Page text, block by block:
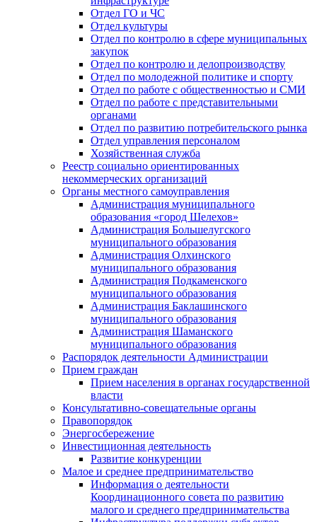
Отдел ГО и ЧС
Отдел культуры
Отдел по контролю в сфере муниципальных
закупок
Отдел по контролю и делопроизводству
Отдел по молодежной политике и спорту
Отдел по работе с общественностью и СМИ
Отдел по работе с представительными
органами
Отдел по развитию потребительского рынка
Отдел управления персоналом
Хозяйственная служба
Реестр социально ориентированных
некоммерческих организаций
Органы местного самоуправления
Администрация муниципального
образования «город Шелехов»
Администрация Большелугского
муниципального образования
Администрация Олхинского
муниципального образования
Администрация Подкаменского
муниципального образования
Администрация Баклашинского
муниципального образования
Администрация Шаманского
муниципального образования
Распорядок деятельности Администрации
Прием граждан
Прием населения в органах государственной
власти
Консультативно-совещательные органы
Правопорядок
Энергосбережение
Инвестиционная деятельность
Развитие конкуренции
Малое и среднее предпринимательство
Информация о деятельности
Координационного совета по развитию
малого и среднего предпринимательства